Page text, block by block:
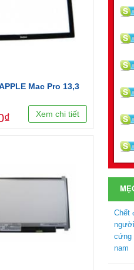
Mac Pro 13,3
Xem chi tiết
Chết
cứng
nam